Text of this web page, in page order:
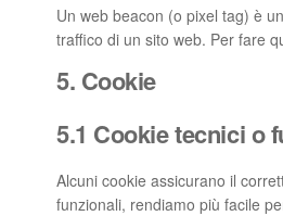
Un web beacon (o pixel tag) è
traffico di un sito web. Per fare
5. Cookie
5.1 Cookie tecnici o
Alcuni cookie assicurano il
funzionali, rendiamo più facile